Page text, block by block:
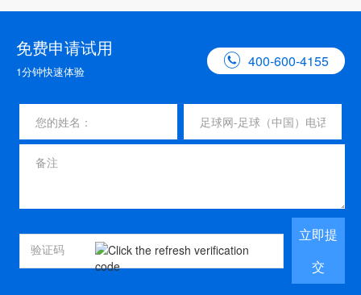
免费申请试用
1分钟快速体验
 400-600-4155
立即提
交